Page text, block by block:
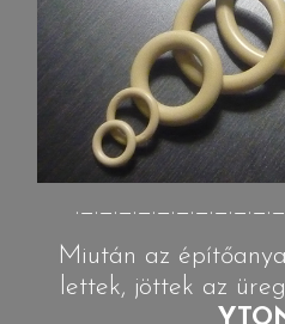
Miután az
lettek, jöttek az